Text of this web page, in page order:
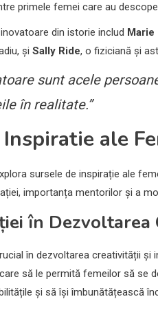
primele femei care au
din istorie includ Marie
și Sally Ride, o fiziciană și
sunt acele
în realitate.”
ale
sursele de inspirație ale
importanța mentorilor și a
în Dezvoltarea
în dezvoltarea creativității
să le permită femeilor să se
și să își îmbunătățească